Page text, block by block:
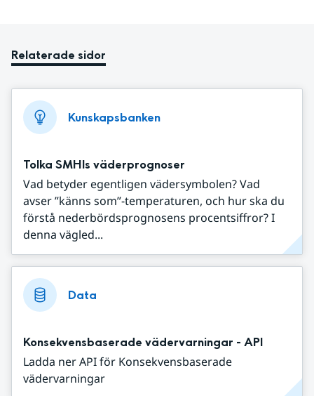
Relaterade sidor
Kunskapsbanken
Tolka SMHIs väderprognoser
Vad betyder egentligen vädersymbolen? Vad
avser ”känns som”-temperaturen, och hur ska du
förstå nederbördsprognosens procentsiffror? I
denna vägled...
Data
Konsekvensbaserade vädervarningar - API
Ladda ner API för Konsekvensbaserade
vädervarningar